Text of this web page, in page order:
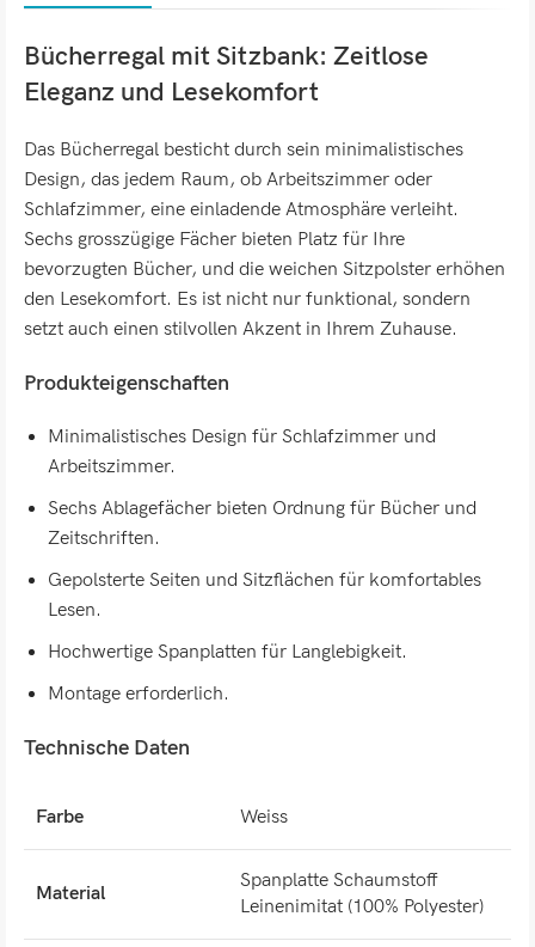
Bücherregal mit Sitzbank: Zeitlose
Eleganz und Lesekomfort
Das Bücherregal besticht durch sein minimalistisches
Design, das jedem Raum, ob Arbeitszimmer oder
Schlafzimmer, eine einladende Atmosphäre verleiht.
Sechs grosszügige Fächer bieten Platz für Ihre
bevorzugten Bücher, und die weichen Sitzpolster erhöhen
den Lesekomfort. Es ist nicht nur funktional, sondern
setzt auch einen stilvollen Akzent in Ihrem Zuhause.
Produkteigenschaften
Minimalistisches Design für Schlafzimmer und
Arbeitszimmer.
Sechs Ablagefächer bieten Ordnung für Bücher und
Zeitschriften.
Gepolsterte Seiten und Sitzflächen für komfortables
Lesen.
Hochwertige Spanplatten für Langlebigkeit.
Montage erforderlich.
Technische Daten
Farbe Weiss
Material
Spanplatte Schaumstoff
Leinenimitat (100% Polyester)